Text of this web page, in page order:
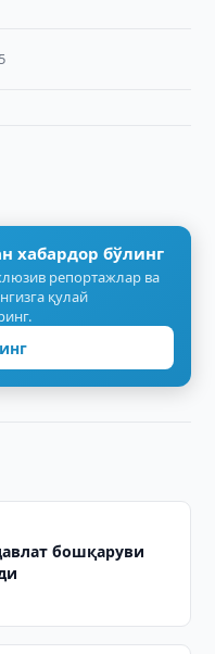
хабардор бўлинг
репортажлар ва
қулай
бошқаруви